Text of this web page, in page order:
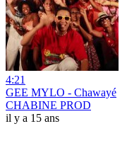
4:21
GEE MYLO - Chawayé
CHABINE PROD
il y a 15 ans